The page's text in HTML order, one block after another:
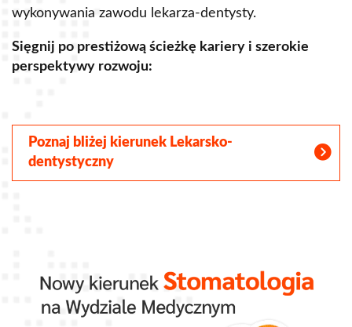
wykonywania zawodu lekarza-dentysty.
Sięgnij po prestiżową ścieżkę kariery i szerokie
perspektywy rozwoju:
Poznaj bliżej kierunek Lekarsko-
dentystyczny